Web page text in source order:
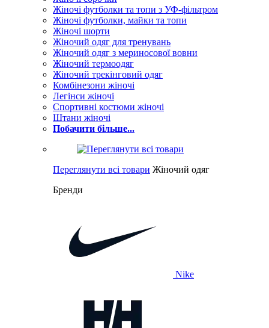
Жіночі футболки та топи з УФ-фільтром
Жіночі футболки, майки та топи
Жіночі шорти
Жіночий одяг для тренувань
Жіночий одяг з мериносової вовни
Жіночий термоодяг
Жіночий трекінговий одяг
Комбінезони жіночі
Легінси жіночі
Спортивні костюми жіночі
Штани жіночі
Побачити більше...
Переглянути всі товари Жіночий одяг
Бренди
Nike